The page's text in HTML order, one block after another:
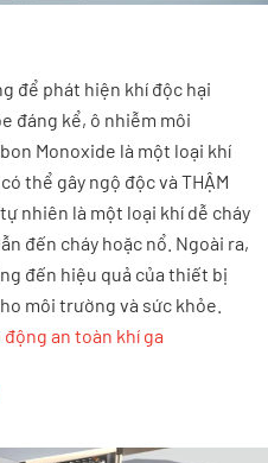
để phát hiện khí độc hại
đáng kể, ô nhiễm môi
Monoxide là một loại khí
thể gây ngộ độc và THẬM
nhiên là một loại khí dễ cháy
đến cháy hoặc nổ. Ngoài ra,
đến hiệu quả của thiết bị
môi trường và sức khỏe.
động an toàn khí ga